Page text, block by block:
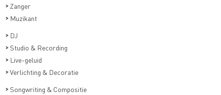
> Zanger
> Muzikant
> DJ
> Studio & Recording
> Live-geluid
>Verlichting & Decoratie
> Songwriting & Compositie